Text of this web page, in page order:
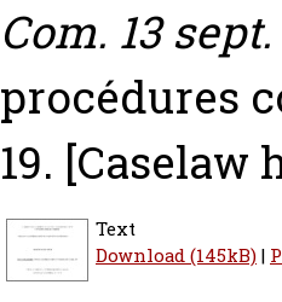
Com. 13
procédures
19. [Caselaw
Text
Download (145kB)|